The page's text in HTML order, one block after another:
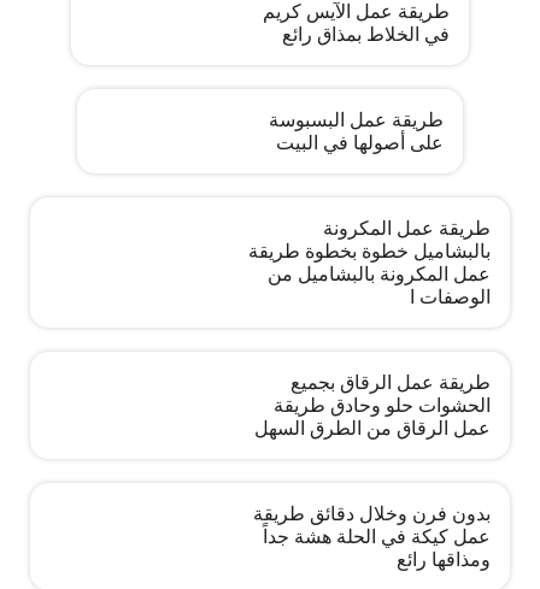
طريقة عمل الآيس كريم
في الخلاط بمذاق رائع
طريقة عمل البسبوسة
على أصولها في البيت
طريقة عمل المكرونة
بالبشاميل خطوة بخطوة طريقة
عمل المكرونة بالبشاميل من
الوصفات ا
طريقة عمل الرقاق بجميع
الحشوات حلو وحادق طريقة
عمل الرقاق من الطرق السهل
بدون فرن وخلال دقائق طريقة
عمل كيكة في الحلة هشة جداً
ومذاقها رائع